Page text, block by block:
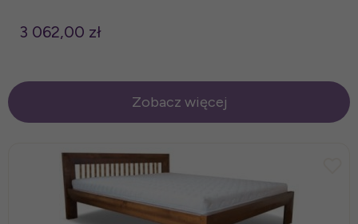
3 062,00 zł
Zobacz więcej